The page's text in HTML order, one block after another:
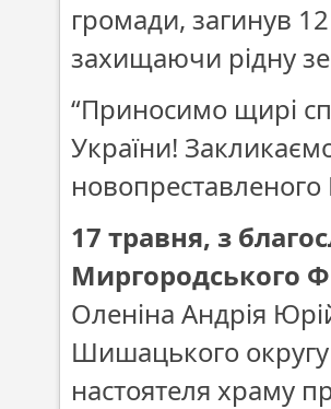
громади, загинув
захищаючи рідну
“Приносимо щирі
України!
новопреставленого
17 травня, з
Миргородського
Оленіна Андрія
Шишацького округу
настоятеля храму